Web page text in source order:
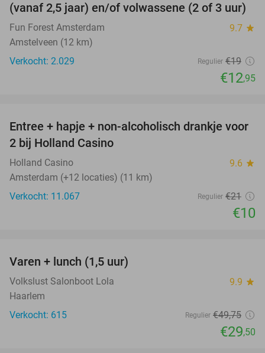
(vanaf 2,5 jaar) en/of volwassene (2 of 3 uur)
Fun Forest Amsterdam 9.7 star
Amstelveen (12 km)
Verkocht: 2.029
Regulier €19
€12,95
52%
Entree + hapje + non-alcoholisch drankje voor
2 bij Holland Casino
Holland Casino 9.6 star
Amsterdam (+12 locaties) (11 km)
Verkocht: 11.067
Regulier €21
€10
Varen + lunch (1,5 uur)
Volkslust Salonboot Lola 9.9 star
Haarlem
Verkocht: 615
Regulier €49,75
€29,50